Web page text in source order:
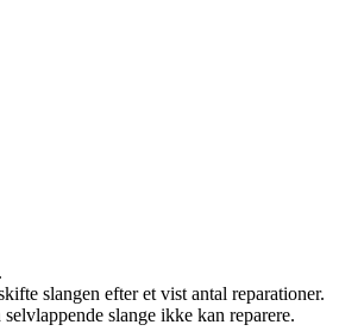
slangen efter et vist antal reparationer.
slange ikke kan reparere.